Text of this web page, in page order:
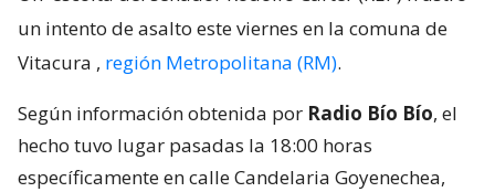
un intento de asalto este viernes en la comuna de
Vitacura , región Metropolitana (RM).
Según información obtenida por Radio Bío Bío, el
hecho tuvo lugar pasadas la 18:00 horas
específicamente en calle Candelaria Goyenechea,